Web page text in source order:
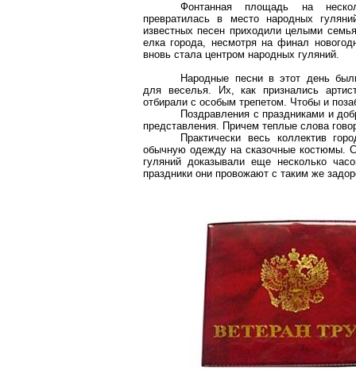
Фонтанная площадь на
превратилась в место народных
известных песен приходили целыми
елка города, несмотря на финал
вновь стала центром народных гуляний.
Народные песни в этот день
для веселья. Их, как признались
отбирали с особым трепетом. Чтобы и
Поздравления с праздниками и
представления. Причем теплые слова
Практически весь коллектив
обычную одежду на сказочные костюмы.
гуляний доказывали еще несколько
праздники они провожают с таким же